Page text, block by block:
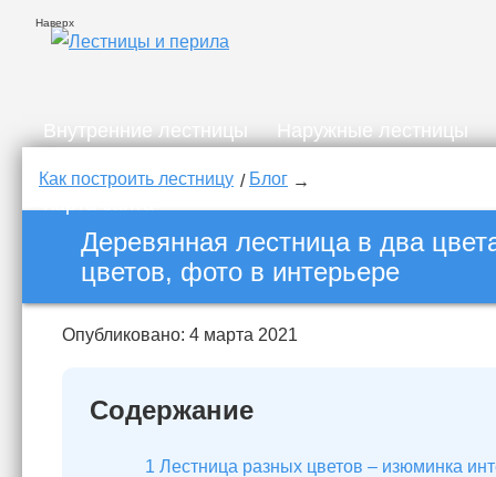
Наверх
Внутренние лестницы
Наружные лестницы
Карта сайта
Как построить лестницу Блог
Деревянная лестница в два
цветов, фото в интерьере
Опубликовано: 4 марта 2021
Содержание
1 Лестница разных цветов – изюминка